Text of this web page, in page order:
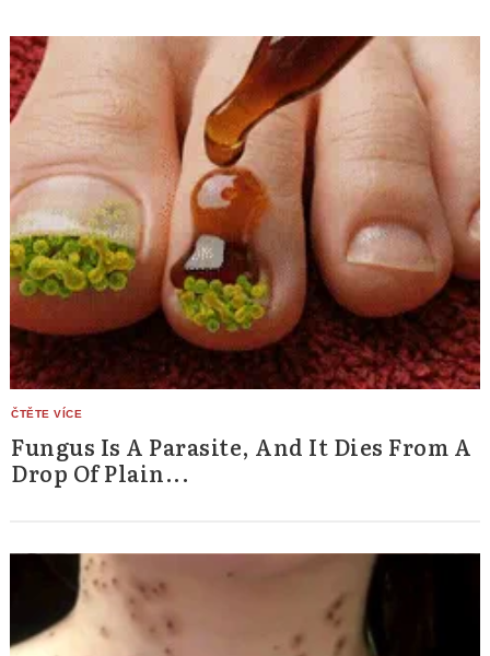
Fungus Is A Parasite, And It Dies From A
Drop Of Plain...